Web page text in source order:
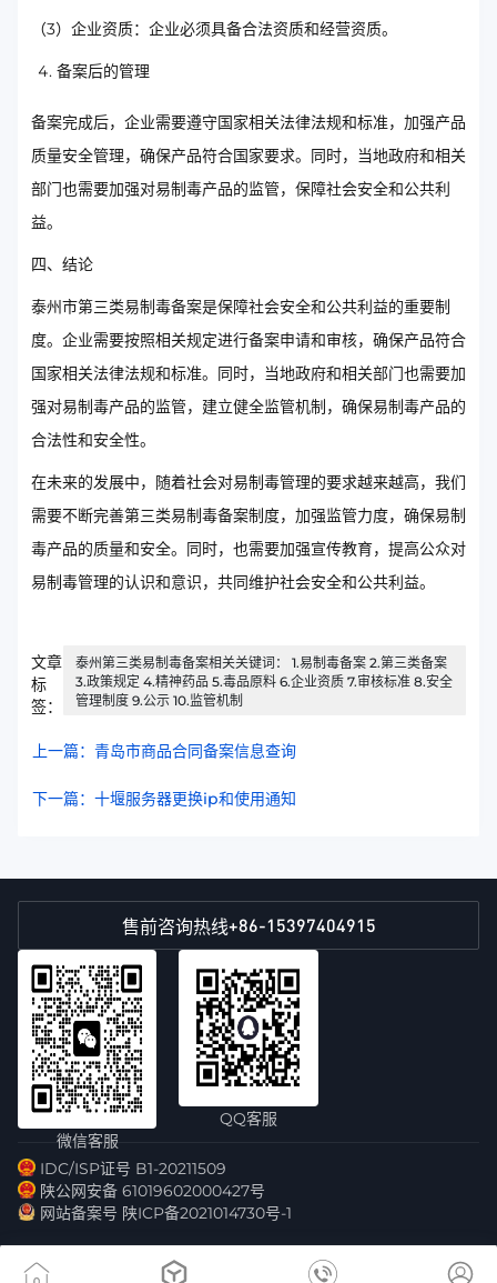
（3）企业资质：企业必须具备合法资质和经营资质。
备案后的管理
备案完成后，企业需要遵守国家相关法律法规和标准，加强产品
质量安全管理，确保产品符合国家要求。同时，当地政府和相关
部门也需要加强对易制毒产品的监管，保障社会安全和公共利
益。
四、结论
泰州市第三类易制毒备案是保障社会安全和公共利益的重要制
度。企业需要按照相关规定进行备案申请和审核，确保产品符合
国家相关法律法规和标准。同时，当地政府和相关部门也需要加
强对易制毒产品的监管，建立健全监管机制，确保易制毒产品的
合法性和安全性。
在未来的发展中，随着社会对易制毒管理的要求越来越高，我们
需要不断完善第三类易制毒备案制度，加强监管力度，确保易制
毒产品的质量和安全。同时，也需要加强宣传教育，提高公众对
易制毒管理的认识和意识，共同维护社会安全和公共利益。
文章
标
签：
泰州第三类易制毒备案相关关键词： 1.易制毒备案 2.第三类备案
3.政策规定 4.精神药品 5.毒品原料 6.企业资质 7.审核标准 8.安全
管理制度 9.公示 10.监管机制
上一篇：青岛市商品合同备案信息查询
下一篇：十堰服务器更换ip和使用通知
售前咨询热线+86-15397404915
微信客服
QQ客服
IDC/ISP证号 B1-20211509
陕公网安备 61019602000427号
网站备案号 陕ICP备2021014730号-1